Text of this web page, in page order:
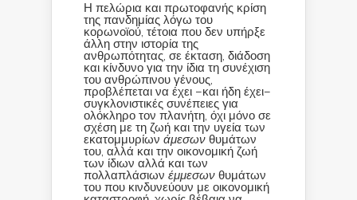
Η πελώρια και πρωτοφανής κρίση
της πανδημίας λόγω του
κορωνοϊού, τέτοια που δεν υπήρξε
άλλη στην ιστορία της
ανθρωπότητας, σε έκταση, διάδοση
και κίνδυνο για την ίδια τη συνέχιση
του ανθρώπινου γένους,
προβλέπεται να έχει –και ήδη έχει–
συγκλονιστικές συνέπειες για
ολόκληρο τον πλανήτη, όχι μόνο σε
σχέση με τη ζωή και την υγεία των
εκατομμυρίων άμεσων θυμάτων
του, αλλά και την οικονομική ζωή
των ίδιων αλλά και των
πολλαπλάσιων έμμεσων θυμάτων
του που κινδυνεύουν με οικονομική